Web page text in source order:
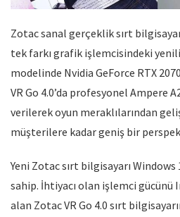
Zotac sanal gerçeklik sırt
tek farkı grafik işlemcisindeki
modelinde Nvidia GeForce RTX
VR Go 4.0’da profesyonel Ampere
verilerek oyun meraklılarından
müşterilere kadar geniş bir
Yeni Zotac sırt bilgisayarı
sahip. İhtiyacı olan işlemci gücünü
alan Zotac VR Go 4.0 sırt